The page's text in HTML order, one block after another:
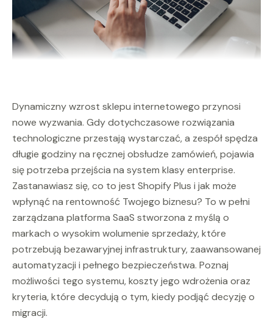
Dynamiczny wzrost sklepu internetowego przynosi
nowe wyzwania. Gdy dotychczasowe rozwiązania
technologiczne przestają wystarczać, a zespół spędza
długie godziny na ręcznej obsłudze zamówień, pojawia
się potrzeba przejścia na system klasy enterprise.
Zastanawiasz się, co to jest Shopify Plus i jak może
wpłynąć na rentowność Twojego biznesu? To w pełni
zarządzana platforma SaaS stworzona z myślą o
markach o wysokim wolumenie sprzedaży, które
potrzebują bezawaryjnej infrastruktury, zaawansowanej
automatyzacji i pełnego bezpieczeństwa. Poznaj
możliwości tego systemu, koszty jego wdrożenia oraz
kryteria, które decydują o tym, kiedy podjąć decyzję o
migracji.